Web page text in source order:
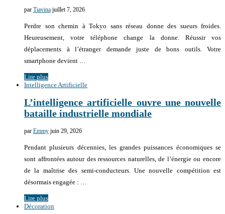
par Tiavina juillet 7, 2026
Perdre son chemin à Tokyo sans réseau donne des sueurs froides.
Heureusement, votre téléphone change la donne. Réussir vos
déplacements à l’étranger demande juste de bons outils. Votre
smartphone devient …
Lire plus
Intelligence Artificielle
L’intelligence artificielle ouvre une nouvelle
bataille industrielle mondiale
par Emmy juin 29, 2026
Pendant plusieurs décennies, les grandes puissances économiques se
sont affrontées autour des ressources naturelles, de l’énergie ou encore
de la maîtrise des semi-conducteurs. Une nouvelle compétition est
désormais engagée : …
Lire plus
Décoration